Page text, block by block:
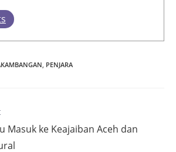
, PENJARA
Masuk ke Keajaiban Aceh dan